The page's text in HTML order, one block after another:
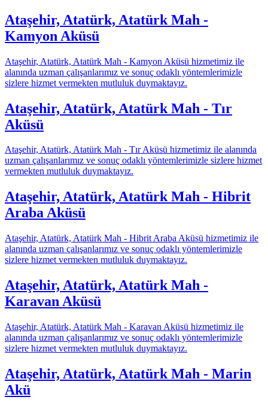
Ataşehir, Atatürk, Atatürk Mah -
Kamyon Aküsü
Ataşehir, Atatürk, Atatürk Mah - Kamyon Aküsü hizmetimiz ile
alanında uzman çalışanlarımız ve sonuç odaklı yöntemlerimizle
sizlere hizmet vermekten mutluluk duymaktayız.
Ataşehir, Atatürk, Atatürk Mah - Tır
Aküsü
Ataşehir, Atatürk, Atatürk Mah - Tır Aküsü hizmetimiz ile alanında
uzman çalışanlarımız ve sonuç odaklı yöntemlerimizle sizlere hizmet
vermekten mutluluk duymaktayız.
Ataşehir, Atatürk, Atatürk Mah - Hibrit
Araba Aküsü
Ataşehir, Atatürk, Atatürk Mah - Hibrit Araba Aküsü hizmetimiz ile
alanında uzman çalışanlarımız ve sonuç odaklı yöntemlerimizle
sizlere hizmet vermekten mutluluk duymaktayız.
Ataşehir, Atatürk, Atatürk Mah -
Karavan Aküsü
Ataşehir, Atatürk, Atatürk Mah - Karavan Aküsü hizmetimiz ile
alanında uzman çalışanlarımız ve sonuç odaklı yöntemlerimizle
sizlere hizmet vermekten mutluluk duymaktayız.
Ataşehir, Atatürk, Atatürk Mah - Marin
Akü